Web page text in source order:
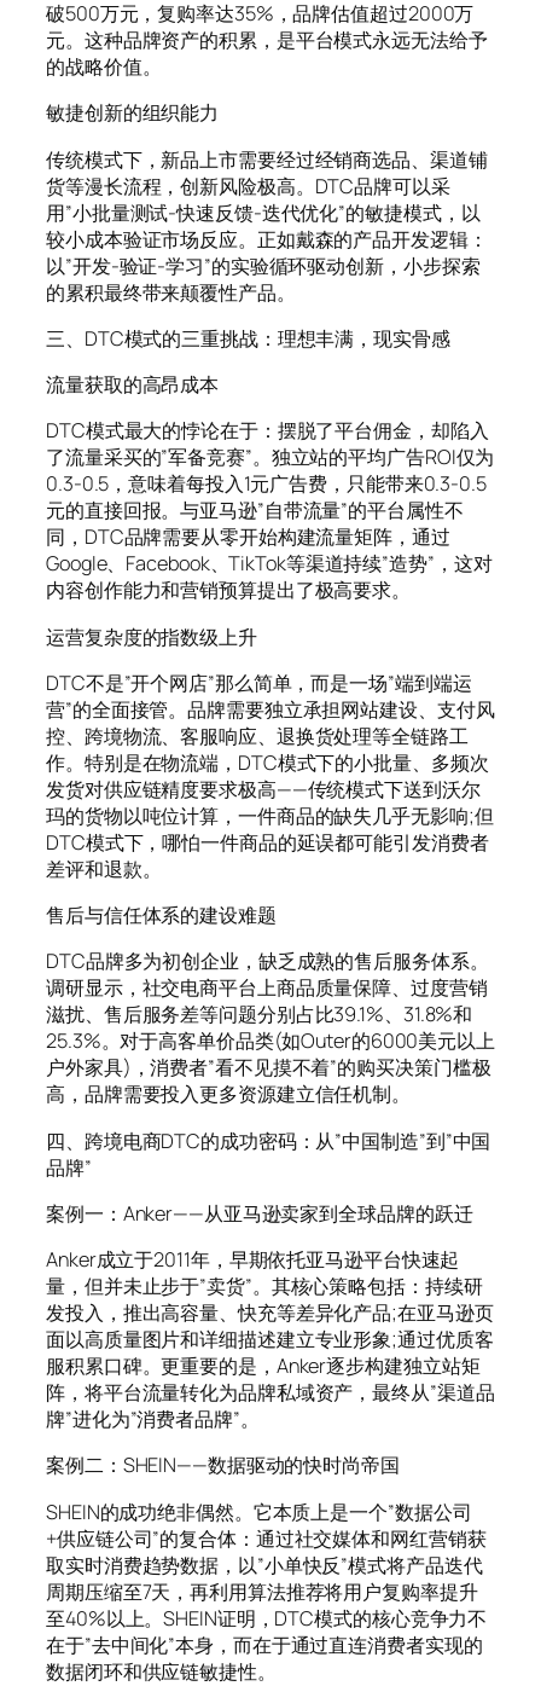
破500万元，复购率达35%，品牌估值超过2000万
元。这种品牌资产的积累，是平台模式永远无法给予
的战略价值。
敏捷创新的组织能力
传统模式下，新品上市需要经过经销商选品、渠道铺
货等漫长流程，创新风险极高。DTC品牌可以采
用”小批量测试-快速反馈-迭代优化”的敏捷模式，以
较小成本验证市场反应。正如戴森的产品开发逻辑：
以”开发-验证-学习”的实验循环驱动创新，小步探索
的累积最终带来颠覆性产品。
三、DTC模式的三重挑战：理想丰满，现实骨感
流量获取的高昂成本
DTC模式最大的悖论在于：摆脱了平台佣金，却陷入
了流量采买的”军备竞赛”。独立站的平均广告ROI仅为
0.3-0.5，意味着每投入1元广告费，只能带来0.3-0.5
元的直接回报。与亚马逊”自带流量”的平台属性不
同，DTC品牌需要从零开始构建流量矩阵，通过
Google、Facebook、TikTok等渠道持续”造势”，这对
内容创作能力和营销预算提出了极高要求。
运营复杂度的指数级上升
DTC不是”开个网店”那么简单，而是一场”端到端运
营”的全面接管。品牌需要独立承担网站建设、支付风
控、跨境物流、客服响应、退换货处理等全链路工
作。特别是在物流端，DTC模式下的小批量、多频次
发货对供应链精度要求极高——传统模式下送到沃尔
玛的货物以吨位计算，一件商品的缺失几乎无影响;但
DTC模式下，哪怕一件商品的延误都可能引发消费者
差评和退款。
售后与信任体系的建设难题
DTC品牌多为初创企业，缺乏成熟的售后服务体系。
调研显示，社交电商平台上商品质量保障、过度营销
滋扰、售后服务差等问题分别占比39.1%、31.8%和
25.3%。对于高客单价品类(如Outer的6000美元以上
户外家具)，消费者”看不见摸不着”的购买决策门槛极
高，品牌需要投入更多资源建立信任机制。
四、跨境电商DTC的成功密码：从”中国制造”到”中国
品牌”
案例一：Anker——从亚马逊卖家到全球品牌的跃迁
Anker成立于2011年，早期依托亚马逊平台快速起
量，但并未止步于”卖货”。其核心策略包括：持续研
发投入，推出高容量、快充等差异化产品;在亚马逊页
面以高质量图片和详细描述建立专业形象;通过优质客
服积累口碑。更重要的是，Anker逐步构建独立站矩
阵，将平台流量转化为品牌私域资产，最终从”渠道品
牌”进化为”消费者品牌”。
案例二：SHEIN——数据驱动的快时尚帝国
SHEIN的成功绝非偶然。它本质上是一个”数据公司
+供应链公司”的复合体：通过社交媒体和网红营销获
取实时消费趋势数据，以”小单快反”模式将产品迭代
周期压缩至7天，再利用算法推荐将用户复购率提升
至40%以上。SHEIN证明，DTC模式的核心竞争力不
在于”去中间化”本身，而在于通过直连消费者实现的
数据闭环和供应链敏捷性。